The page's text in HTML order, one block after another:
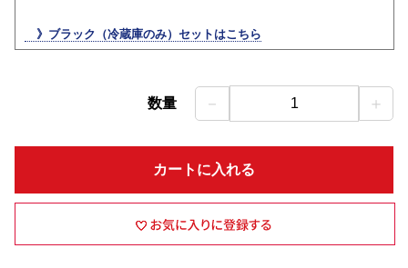
》ブラック（冷蔵庫のみ）セットはこちら
数量 － 1 ＋
カートに入れる